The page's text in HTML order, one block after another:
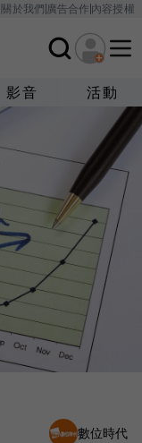
關於我們廣告合作內容授權
影音 活動
數位時代